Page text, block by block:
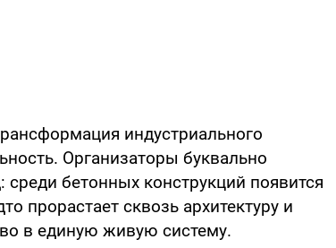
индустриального
Организаторы буквально
бетонных конструкций появится
прорастает сквозь архитектуру и
в единую живую систему.